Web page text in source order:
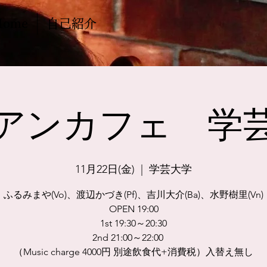
自己紹介
ンカフェ 学
11月22日(金) 学芸大学
ふるみまや(Vo)、渡辺かづき(Pf)、吉川大介(Ba)、水野樹里(Vn)
OPEN 19:00
1st 19:30～20:30
2nd 21:00～22:00